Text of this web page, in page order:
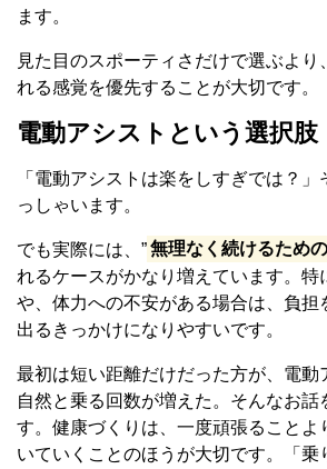
ます。
見た目のスポーティさだけで選ぶよ
れる感覚を優先することが大切です。
電動アシストという選択肢
「電動アシストは楽をしすぎでは？
っしゃいます。
でも実際には、”無理なく続けるため
れるケースがかなり増えています。特
や、体力への不安がある場合は、負担
出るきっかけになりやすいです。
最初は短い距離だけだった方が、電動
自然と乗る回数が増えた。そんなお話
す。健康づくりは、一度頑張ることよ
いていくことのほうが大切です。「乗